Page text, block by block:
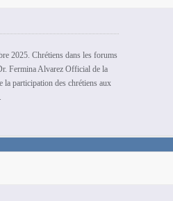
2025. Chrétiens dans les forums
Fermina Alvarez Official de la
la participation des chrétiens aux